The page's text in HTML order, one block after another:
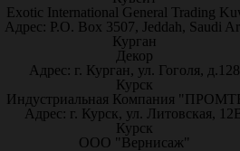
Exotic International General Trading
Адрес: P.O. Box 3507, Jeddah, Saudi
Курган
Декор
Адрес: г. Курган, ул. Гоголя, д.128
Курск
Индустриальная Компания
Адрес: г. Курск, ул. Литовская,
Курск
ООО "Вернисаж"